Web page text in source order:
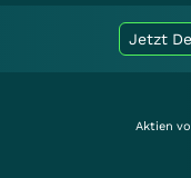
Jetzt
Aktien